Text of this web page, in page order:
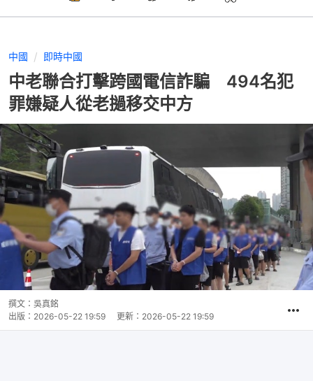
中國 即時中國
中老聯合打擊跨國電信詐騙 494名犯
罪嫌疑人從老撾移交中方
撰文： 吳真銘
出版： 2026-05-22 19:59 更新： 2026-05-22 19:59